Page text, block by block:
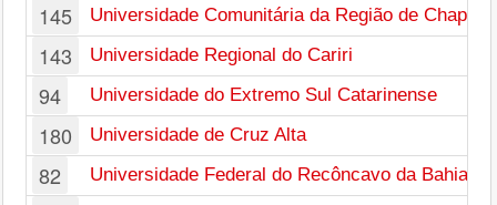
145 Universidade Comunitária da Região de Chapecó
143 Universidade Regional do Cariri
94 Universidade do Extremo Sul Catarinense
180 Universidade de Cruz Alta
82 Universidade Federal do Recôncavo da Bahia